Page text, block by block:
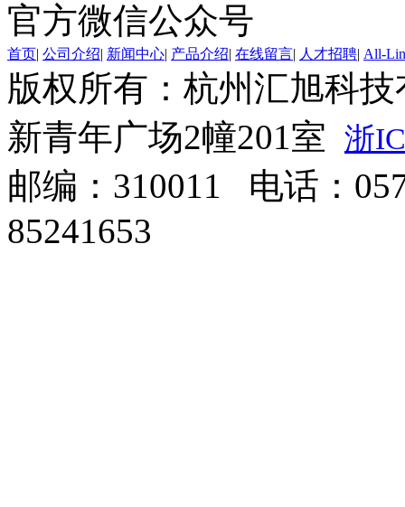
官方微信公众号
首页| 公司介绍| 新闻中心| 产品介绍| 在线留言| 人才招聘| All-
版权所有：杭州汇旭科
新青年广场2幢201室 浙
邮编：310011 电话：
85241653